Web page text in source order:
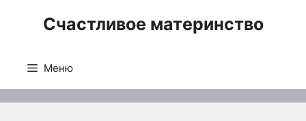
Счастливое материнство
Меню